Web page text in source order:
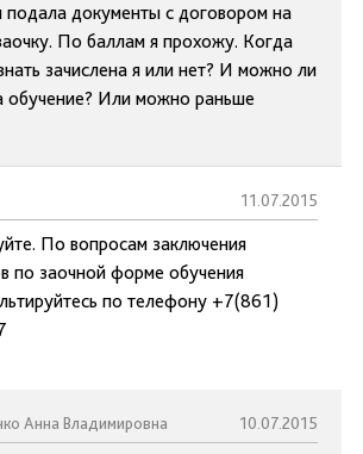
подала документы с договором на
По баллам я прохожу. Когда
зачислена я или нет? И можно ли
обучение? Или можно раньше
11.07.2015
По вопросам заключения
по заочной форме обучения
по телефону +7(861)
Анна Владимировна 10.07.2015